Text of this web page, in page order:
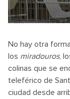
No hay otra
los miradouros,
colinas que se
teleférico de
ciudad desde